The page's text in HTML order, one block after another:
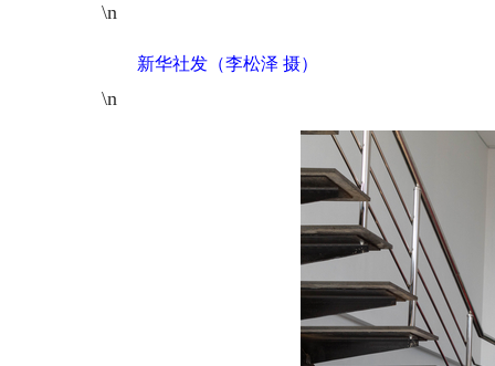
\n
新华社发（李松泽 摄）
\n